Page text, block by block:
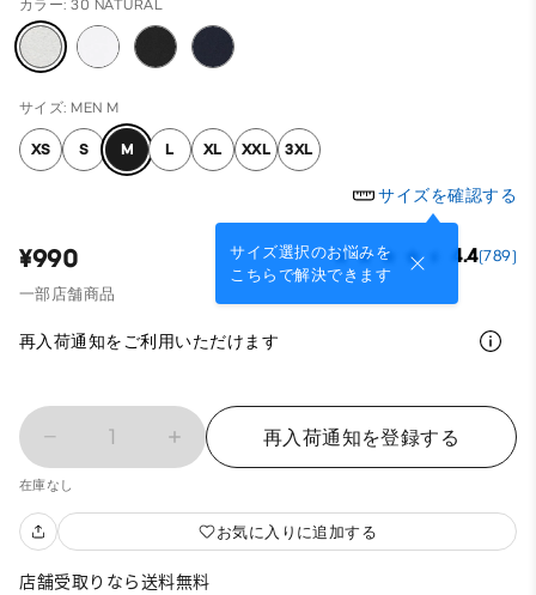
カラー: 30 NATURAL
サイズ: MEN M
XS S M L XL XXL 3XL
サイズを確認する
サイズ選択のお悩みを
こちらで解決できます
¥990 4.4(789)
一部店舗商品
再入荷通知をご利用いただけます
1 再入荷通知を登録する
在庫なし
お気に入りに追加する
店舗受取りなら送料無料